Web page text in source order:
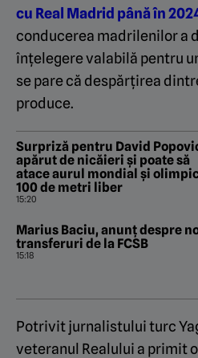
cu Real Madrid până în
conducerea madrilenilor a
înțelegere valabilă pentru
se pare că despărțirea
produce.
Surpriză pentru David
apărut de nicăieri și poate să
atace aurul mondial și
100 de metri liber
15:20
Marius Baciu, anunț despre
transferuri de la FCSB
15:18
Potrivit jurnalistului turc
veteranul Realului a primit